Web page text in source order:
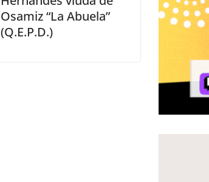
Osamiz “La Abuela”
(Q.E.P.D.)